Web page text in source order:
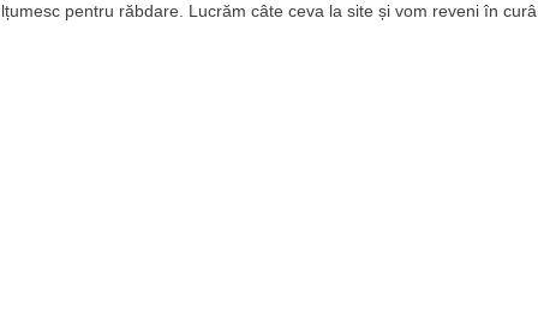
pentru răbdare. Lucrăm câte ceva la site și vom reveni în